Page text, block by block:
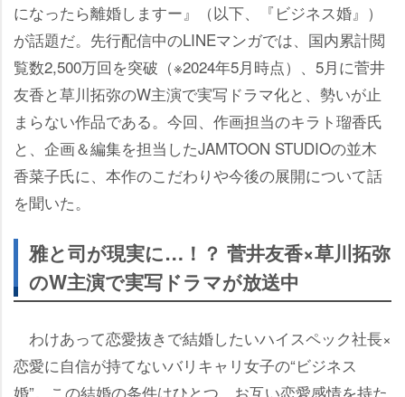
になったら離婚しますー』（以下、『ビジネス婚』）
が話題だ。先行配信中のLINEマンガでは、国内累計閲
覧数2,500万回を突破（※2024年5月時点）、5月に菅井
友香と草川拓弥のW主演で実写ドラマ化と、勢いが止
まらない作品である。今回、作画担当のキラト瑠香氏
と、企画＆編集を担当したJAMTOON STUDIOの並木
香菜子氏に、本作のこだわりや今後の展開について話
を聞いた。
雅と司が現実に…！？ 菅井友香×草川拓弥
のW主演で実写ドラマが放送中
わけあって恋愛抜きで結婚したいハイスペック社長×
恋愛に自信が持てないバリキャリ女子の“ビジネス
婚”。この結婚の条件はひとつ、お互い恋愛感情を持た